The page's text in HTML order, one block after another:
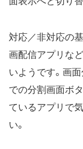
対応／非対応の
画配信アプリな
いようです。画
での分割画面ボ
ているアプリで
い。